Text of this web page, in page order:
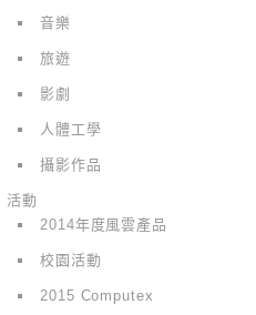
音樂
旅遊
影劇
人體工學
攝影作品
活動
2014年度風雲產品
校園活動
2015 Computex